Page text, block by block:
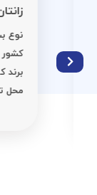
زانتان
نوع
کشور
برند کالا :
محل